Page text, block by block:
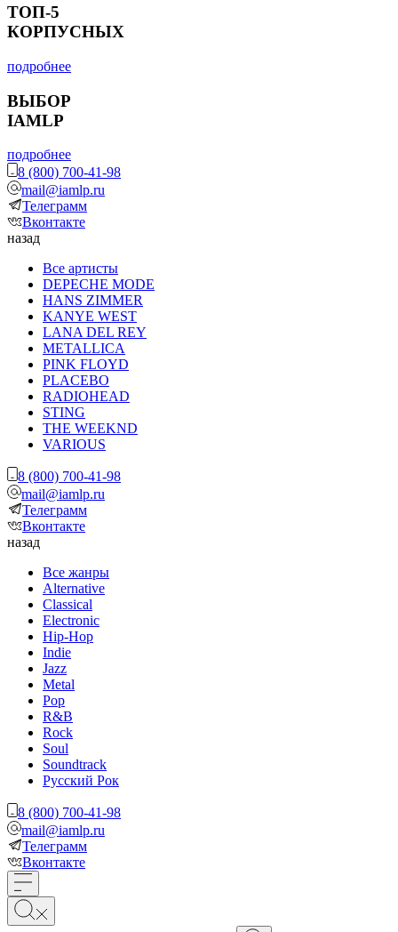
ТОП-5
КОРПУСНЫХ
подробнее
ВЫБОР
IAMLP
подробнее
8 (800) 700-41-98
mail@iamlp.ru
Телеграмм
Вконтакте
назад
Все артисты
DEPECHE MODE
HANS ZIMMER
KANYE WEST
LANA DEL REY
METALLICA
PINK FLOYD
PLACEBO
RADIOHEAD
STING
THE WEEKND
VARIOUS
8 (800) 700-41-98
mail@iamlp.ru
Телеграмм
Вконтакте
назад
Все жанры
Alternative
Classical
Electronic
Hip-Hop
Indie
Jazz
Metal
Pop
R&B
Rock
Soul
Soundtrack
Русский Рок
8 (800) 700-41-98
mail@iamlp.ru
Телеграмм
Вконтакте